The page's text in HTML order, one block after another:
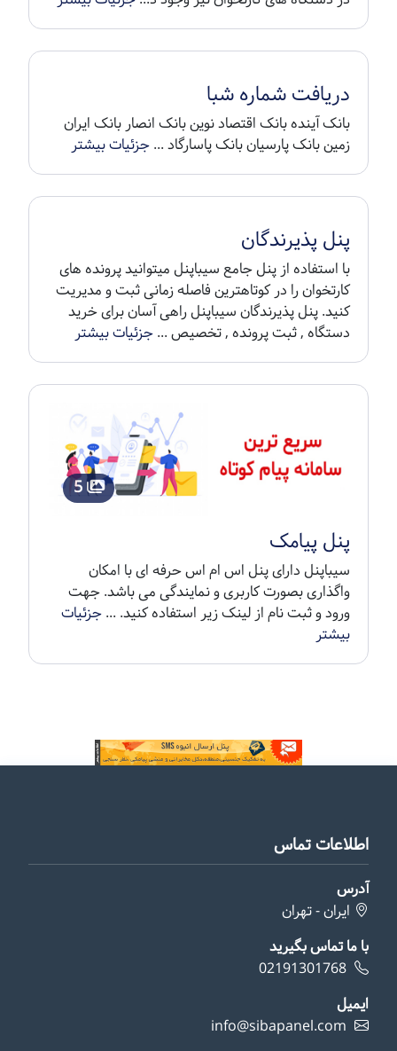
دریافت شماره شبا
بانک آینده بانک اقتصاد نوین بانک انصار بانک ایران
زمین بانک پارسیان بانک پاسارگاد ...جزئیات بیشتر
پنل پذیرندگان
با استفاده از پنل جامع سیباپنل میتوانید پرونده های
کارتخوان را در کوتاهترین فاصله زمانی ثبت و مدیریت
کنید. پنل پذیرندگان سیباپنل راهی آسان برای خرید
دستگاه , ثبت پرونده , تخصیص ...جزئیات بیشتر
5
پنل پیامک
سیباپنل دارای پنل اس ام اس حرفه ای با امکان
واگذاری بصورت کاربری و نمایندگی می باشد. جهت
ورود و ثبت نام از لینک زیر استفاده کنید. ...جزئیات
بیشتر
اطلاعات تماس
آدرس
ایران - تهران
با ما تماس بگیرید
02191301768
ایمیل
info@sibapanel.com